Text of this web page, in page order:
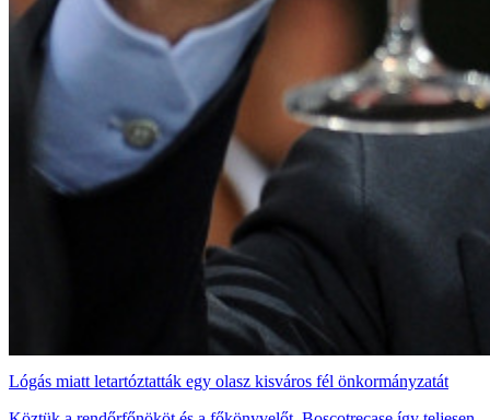
Lógás miatt letartóztatták egy olasz kisváros fél önkormányzatát